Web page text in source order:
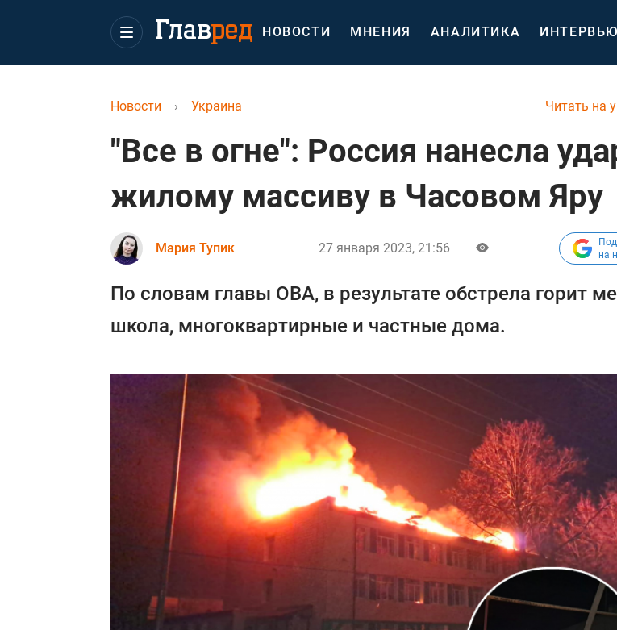
НОВОСТИ МНЕНИЯ АНАЛИТИКА ИНТЕРВЬЮ
Читать на
Новости › Украина
"Все в огне": Россия нанесла
жилому массиву в Часовом Яру
Мария Тупик 27 января 2023, 21:56
на
По словам главы ОВА, в результате обстрела горит
школа, многоквартирные и частные дома.